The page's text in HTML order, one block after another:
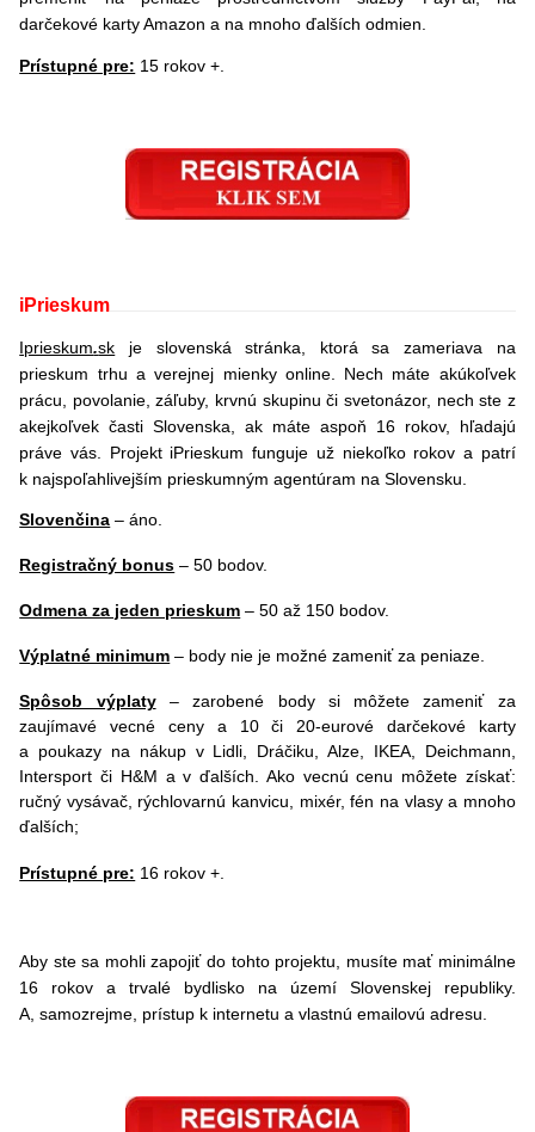
darčekové karty Amazon a na mnoho ďalších odmien.
Prístupné pre: 15 rokov +.
iPrieskum
Iprieskum.sk je slovenská stránka, ktorá sa zameriava na
prieskum trhu a verejnej mienky online. Nech máte akúkoľvek
prácu, povolanie, záľuby, krvnú skupinu či svetonázor, nech ste z
akejkoľvek časti Slovenska, ak máte aspoň 16 rokov, hľadajú
práve vás. Projekt iPrieskum funguje už niekoľko rokov a patrí
k najspoľahlivejším prieskumným agentúram na Slovensku.
Slovenčina – áno.
Registračný bonus – 50 bodov.
Odmena za jeden prieskum – 50 až 150 bodov.
Výplatné minimum – body nie je možné zameniť za peniaze.
Spôsob výplaty –zarobené body si môžete zameniť za
zaujímavé vecné ceny a 10 či 20-eurové darčekové karty
a poukazy na nákup v Lidli, Dráčiku, Alze, IKEA, Deichmann,
Intersport či H&M a v ďalších. Ako vecnú cenu môžete získať:
ručný vysávač, rýchlovarnú kanvicu, mixér, fén na vlasy a mnoho
ďalších;
Prístupné pre: 16 rokov +.
Aby ste sa mohli zapojiť do tohto projektu, musíte mať minimálne
16 rokov a trvalé bydlisko na území Slovenskej republiky.
A, samozrejme, prístup k internetu a vlastnú emailovú adresu.